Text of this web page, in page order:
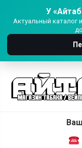
У
Актуальный каталог